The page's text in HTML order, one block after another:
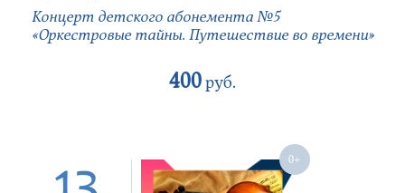
Концерт детского абонемента №5
«Оркестровые тайны. Путешествие во времени»
400руб.